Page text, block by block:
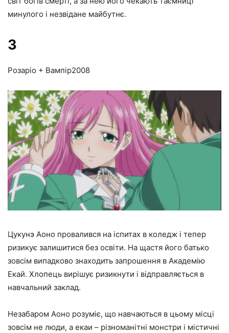
минулого і незвідане майбутнє.
3
Розаріо + Вампір2008
Цукунэ Аоно провалився на іспитах в коледж і тепер
ризикує залишитися без освіти. На щастя його батько
зовсім випадково знаходить запрошення в Академію
Екай. Хлопець вирішує ризикнути і відправляється в
навчальний заклад.
Незабаром Аоно розуміє, що навчаються в цьому місці
зовсім не люди, а екаи – різноманітні монстри і містичні